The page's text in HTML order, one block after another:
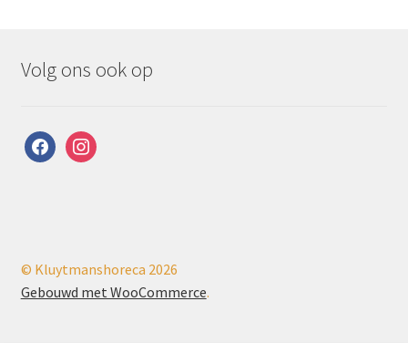
Volg ons ook op
facebookinstagram
© Kluytmanshoreca 2026
Gebouwd met WooCommerce.